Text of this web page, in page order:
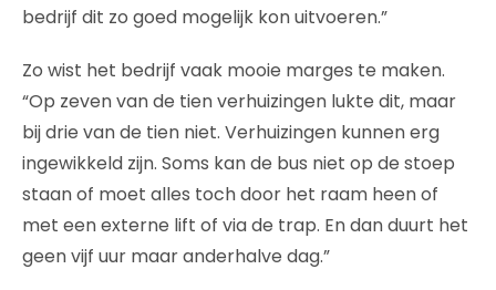
bedrijf dit zo goed mogelijk kon uitvoeren.”
Zo wist het bedrijf vaak mooie marges te maken.
“Op zeven van de tien verhuizingen lukte dit, maar
bij drie van de tien niet. Verhuizingen kunnen erg
ingewikkeld zijn. Soms kan de bus niet op de stoep
staan of moet alles toch door het raam heen of
met een externe lift of via de trap. En dan duurt het
geen vijf uur maar anderhalve dag.”